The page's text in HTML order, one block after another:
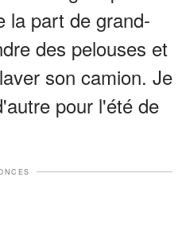
la part de grand-
des pelouses et
son camion. Je
pour l'été de